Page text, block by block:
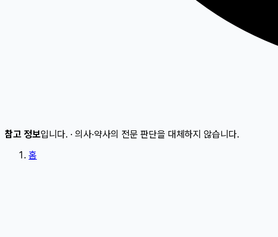
참고 정보입니다. · 의사·약사의 전문 판단을 대체하지 않습니다.
홈